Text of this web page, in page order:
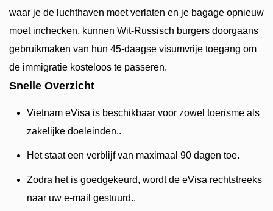
waar je de luchthaven moet verlaten en je bagage opnieuw
moet inchecken, kunnen Wit-Russisch burgers doorgaans
gebruikmaken van hun 45-daagse visumvrije toegang om
de immigratie kosteloos te passeren.
Snelle Overzicht
Vietnam eVisa is beschikbaar voor zowel toerisme als
zakelijke doeleinden..
Het staat een verblijf van maximaal 90 dagen toe.
Zodra het is goedgekeurd, wordt de eVisa rechtstreeks
naar uw e-mail gestuurd..